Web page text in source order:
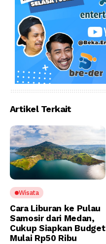
Artikel Terkait
Wisata
Cara Liburan ke Pulau
Samosir dari Medan,
Cukup Siapkan Budget
Mulai Rp50 Ribu